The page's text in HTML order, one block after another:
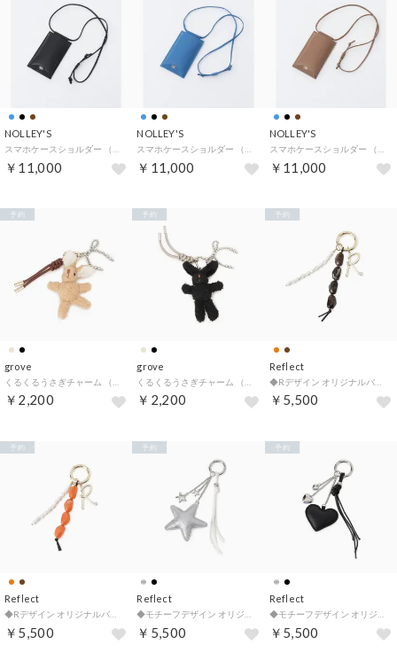
NOLLEY'S
￥11,000
NOLLEY'S
￥11,000
NOLLEY'S
￥11,000
grove
￥2,200
予約
grove
￥2,200
予約
Reflect
◆Rデザイン オリジナルバッグチャーム （ブラウン(044)）
￥5,500
予約
Reflect
￥5,500
予約
Reflect
￥5,500
予約
Reflect
￥5,500
予約